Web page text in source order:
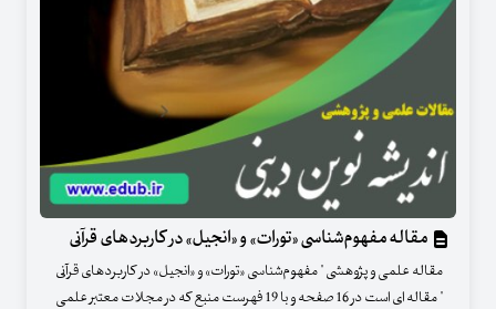
مقاله مفهوم‌شناسی «تورات» و «انجیل» در کاربردهای قرآنی
مقاله علمی و پژوهشی " مفهوم‌شناسی «تورات» و «انجیل» در کاربردهای قرآنی
" مقاله ای است در 16 صفحه و با 19 فهرست منبع که در مجلات معتبر علمی